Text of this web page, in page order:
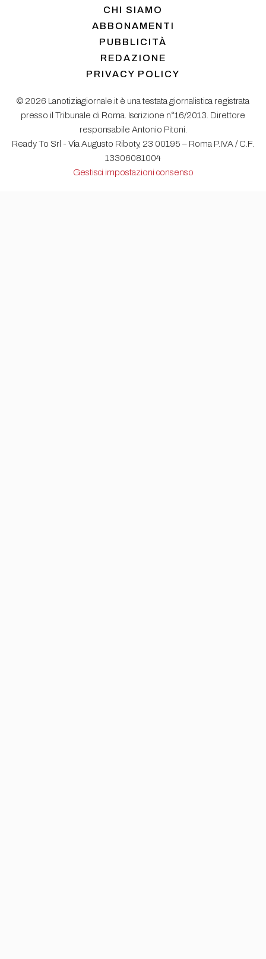
CHI SIAMO
ABBONAMENTI
PUBBLICITÀ
REDAZIONE
PRIVACY POLICY
© 2026 Lanotiziagiornale.it è una testata giornalistica registrata
presso il Tribunale di Roma. Iscrizione n°16/2013. Direttore
responsabile Antonio Pitoni.
Ready To Srl - Via Augusto Riboty, 23 00195 – Roma P.IVA / C.F.
13306081004
Gestisci impostazioni consenso